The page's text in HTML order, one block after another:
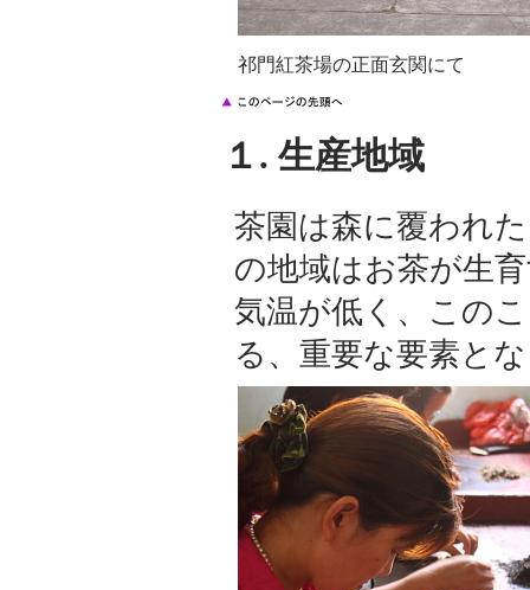
祁門紅茶場の正面玄関にて
１. 生産地域
茶園は森に覆われ
の地域はお茶が生
気温が低く、この
る、重要な要素と